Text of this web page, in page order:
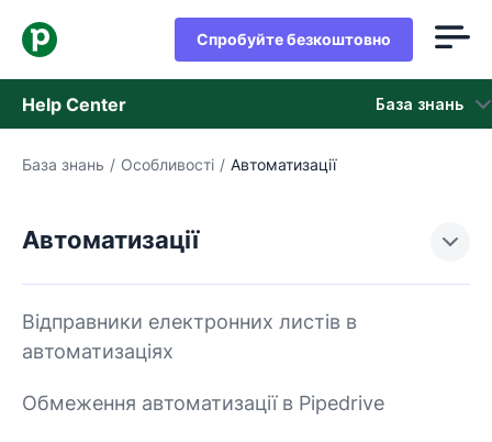
Спробуйте безкоштовно
Help Center База знань
База знань
База знань / Особливості / Автоматизації
Автоматизації
Відправники електронних листів в
автоматизаціях
Обмеження автоматизації в Pipedrive